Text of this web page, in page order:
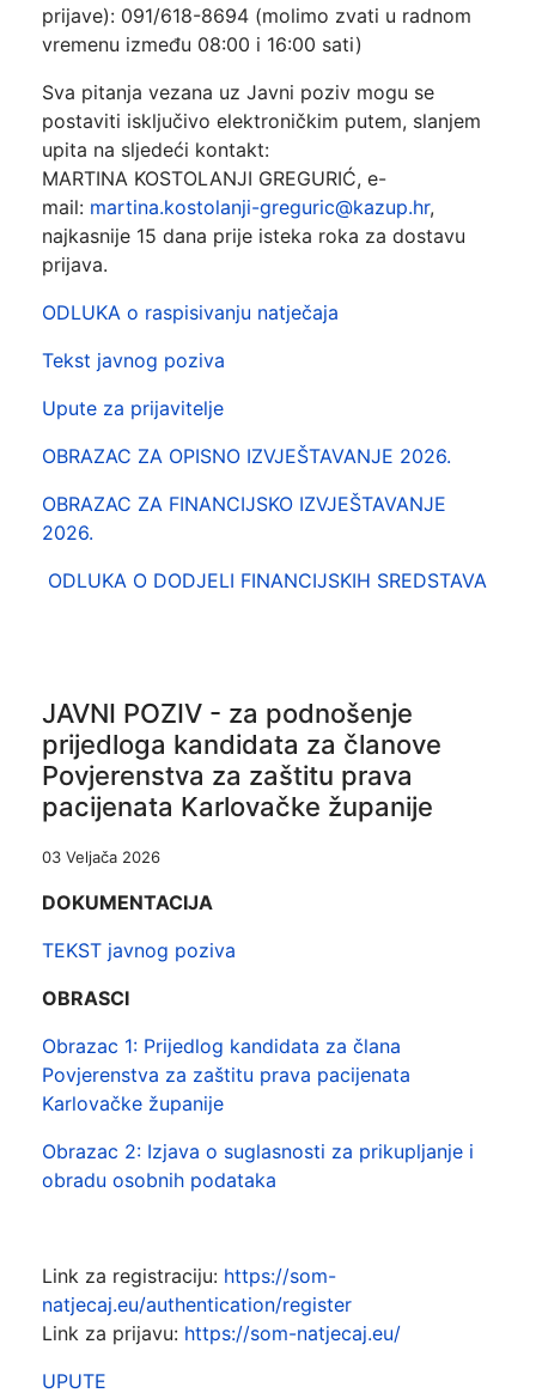
prijave): 091/618-8694 (molimo zvati u radnom
vremenu između 08:00 i 16:00 sati)
Sva pitanja vezana uz Javni poziv mogu se
postaviti isključivo elektroničkim putem, slanjem
upita na sljedeći kontakt:
MARTINA KOSTOLANJI GREGURIĆ, e-
mail: martina.kostolanji-greguric@kazup.hr,
najkasnije 15 dana prije isteka roka za dostavu
prijava.
ODLUKA o raspisivanju natječaja
Tekst javnog poziva
Upute za prijavitelje
OBRAZAC ZA OPISNO IZVJEŠTAVANJE 2026.
OBRAZAC ZA FINANCIJSKO IZVJEŠTAVANJE
2026.
ODLUKA O DODJELI FINANCIJSKIH SREDSTAVA
JAVNI POZIV - za podnošenje
prijedloga kandidata za članove
Povjerenstva za zaštitu prava
pacijenata Karlovačke županije
03 Veljača 2026
DOKUMENTACIJA
TEKST javnog poziva
OBRASCI
Obrazac 1: Prijedlog kandidata za člana
Povjerenstva za zaštitu prava pacijenata
Karlovačke županije
Obrazac 2: Izjava o suglasnosti za prikupljanje i
obradu osobnih podataka
Link za registraciju: https://som-
natjecaj.eu/authentication/register
Link za prijavu: https://som-natjecaj.eu/
UPUTE